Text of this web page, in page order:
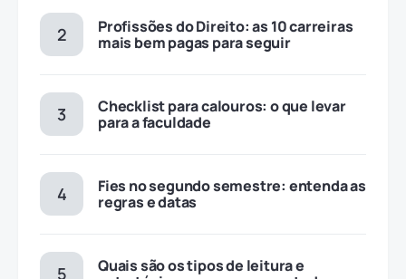
Profissões do Direito: as 10 carreiras
mais bem pagas para seguir
Checklist para calouros: o que levar
para a faculdade
Fies no segundo semestre: entenda as
regras e datas
Quais são os tipos de leitura e